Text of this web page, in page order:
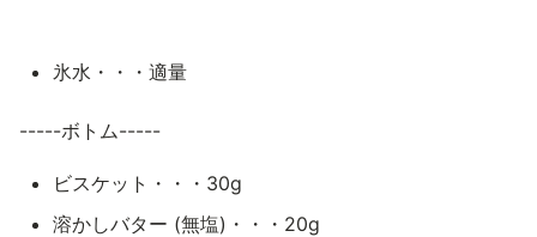
氷水・・・適量
-----ボトム-----
ビスケット・・・30g
溶かしバター (無塩)・・・20g